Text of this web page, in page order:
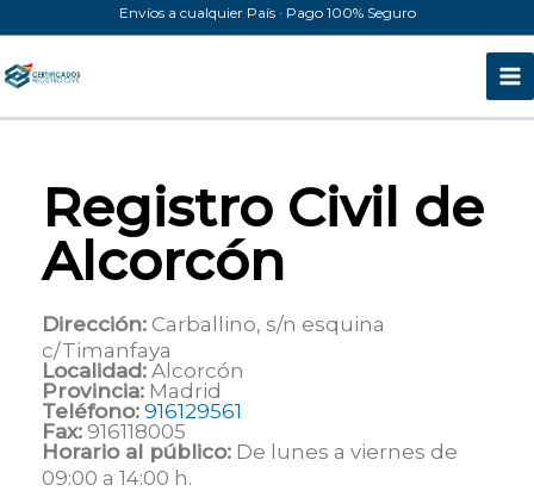
al
contenido
Envíos a cualquier País · Pago 100% Seguro
Registro Civil de
Alcorcón
Dirección: Carballino, s/n esquina
c/Timanfaya
Localidad: Alcorcón
Provincia: Madrid
Teléfono: 916129561
Fax: 916118005
Horario al público: De lunes a viernes de
09:00 a 14:00 h.